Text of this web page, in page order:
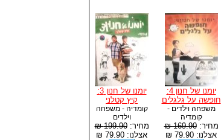
יומנו של חנון 4:
חופשה על גלגלים
משפחה וילדים -
קומדיה
מחיר:169.90 ₪
אצלנו: 79.90 ₪
יומנו של חנון 3:
קיץ קטלני
קומדיה - משפחה
וילדים
מחיר:199.90 ₪
אצלנו: 79.90 ₪